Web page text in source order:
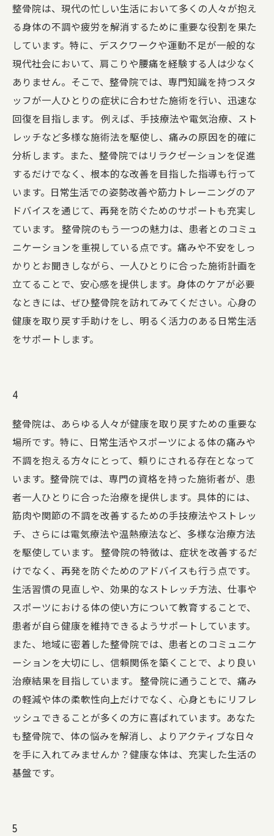
整骨院は、現代の忙しい生活において多くの人々が抱え
る身体の不調や疲労を解消するために重要な役割を果た
しています。特に、デスクワークや運動不足が一般的な
現代社会において、肩こりや腰痛を経験する人は少なく
ありません。そこで、整骨院では、専門知識を持つスタ
ッフが一人ひとりの症状に合わせた施術を行い、迅速な
回復を目指します。 例えば、手技療法や電気治療、スト
レッチなど多様な施術法を駆使し、痛みの原因を的確に
分析します。また、整骨院ではリラクゼーションを促進
するだけでなく、根本的な改善を目指した指導も行って
います。日常生活での姿勢改善や筋力トレーニングのア
ドバイスを通じて、再発を防ぐためのサポートも充実し
ています。 整骨院のもう一つの魅力は、患者とのコミュ
ニケーションを重視している点です。痛みや不安をしっ
かりとお聞きしながら、一人ひとりに合った施術計画を
立てることで、安心感を提供します。身体のケアが必要
なときには、ぜひ整骨院を訪れてみてください。心身の
健康を取り戻す手助けをし、明るく活力のある日常生活
をサポートします。
4
整骨院は、あらゆる人々が健康を取り戻すための重要な
場所です。特に、日常生活やスポーツによる体の痛みや
不調を抱える方々にとって、頼りにされる存在となって
います。整骨院では、専門の資格を持った施術者が、患
者一人ひとりに合った治療を提供します。具体的には、
筋肉や関節の不調を改善するための手技療法やストレッ
チ、さらには電気療法や温熱療法など、多様な治療方法
を駆使しています。 整骨院の特徴は、症状を改善するだ
けでなく、再発を防ぐためのアドバイスも行う点です。
生活習慣の見直しや、効果的なストレッチ方法、仕事や
スポーツにおける体の使い方について教育することで、
患者が自ら健康を維持できるようサポートしています。
また、地域に密着した整骨院では、患者とのコミュニケ
ーションを大切にし、信頼関係を築くことで、より良い
治療結果を目指しています。 整骨院に通うことで、痛み
の軽減や体の柔軟性向上だけでなく、心身ともにリフレ
ッシュできることが多くの方に喜ばれています。あなた
も整骨院で、体の悩みを解消し、よりアクティブな日々
を手に入れてみませんか？健康な体は、充実した生活の
基盤です。
5